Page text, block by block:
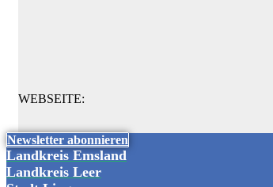
WEBSEITE:
Newsletter abonnieren
Landkreis Emsland
Landkreis Leer